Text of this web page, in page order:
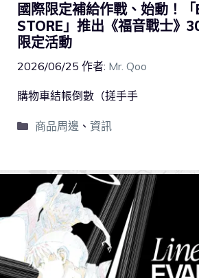
國際限定補給作戰、始動！
STORE」推出《福音戰士》
限定活動
2026/06/25 作者: Mr. Qoo
購物車結帳倒數（搓手手
商品周邊 、 資訊